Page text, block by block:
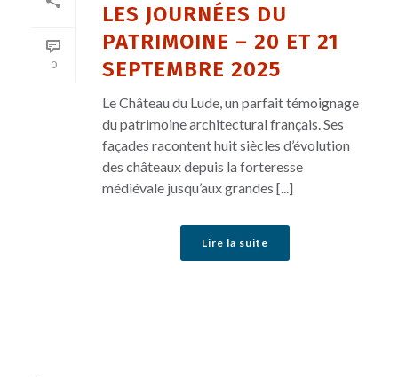
0
LES JOURNÉES DU
PATRIMOINE – 20 ET 21
SEPTEMBRE 2025
Le Château du Lude, un parfait témoignage
du patrimoine architectural français. Ses
façades racontent huit siècles d’évolution
des châteaux depuis la forteresse
médiévale jusqu’aux grandes [...]
Lire la suite